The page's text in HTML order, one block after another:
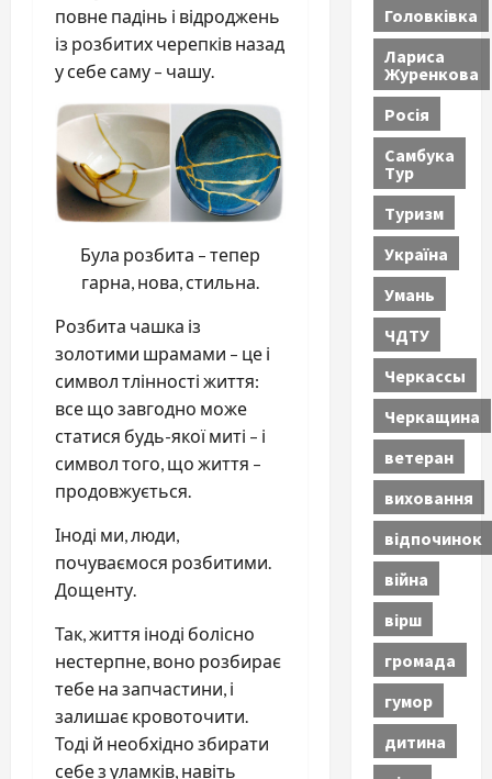
повне падінь і відроджень
із розбитих черепків назад
у себе саму – чашу.
Була розбита – тепер
гарна, нова, стильна.
Розбита чашка із
золотими шрамами – це і
символ тлінності життя:
все що завгодно може
статися будь-якої миті – і
символ того, що життя –
продовжується.
Іноді ми, люди,
почуваємося розбитими.
Дощенту.
Так, життя іноді болісно
нестерпне, воно розбирає
тебе на запчастини, і
залишає кровоточити.
Тоді й необхідно збирати
себе з уламків, навіть
Головківка
Лариса
Журенкова
Росія
Самбука
Тур
Туризм
Україна
Умань
ЧДТУ
Черкассы
Черкащина
ветеран
виховання
відпочинок
війна
вірш
громада
гумор
дитина